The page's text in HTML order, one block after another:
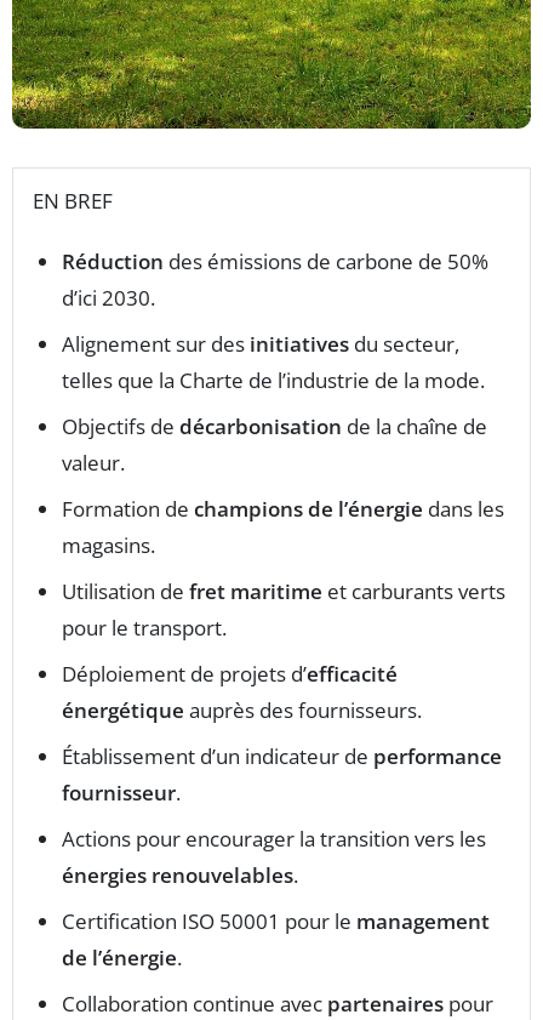
EN BREF
Réduction des émissions de carbone de 50%
d’ici 2030.
Alignement sur des initiatives du secteur,
telles que la Charte de l’industrie de la mode.
Objectifs de décarbonisation de la chaîne de
valeur.
Formation de champions de l’énergie dans les
magasins.
Utilisation de fret maritime et carburants verts
pour le transport.
Déploiement de projets d’efficacité
énergétique auprès des fournisseurs.
Établissement d’un indicateur de performance
fournisseur.
Actions pour encourager la transition vers les
énergies renouvelables.
Certification ISO 50001 pour le management
de l’énergie.
Collaboration continue avec partenaires pour